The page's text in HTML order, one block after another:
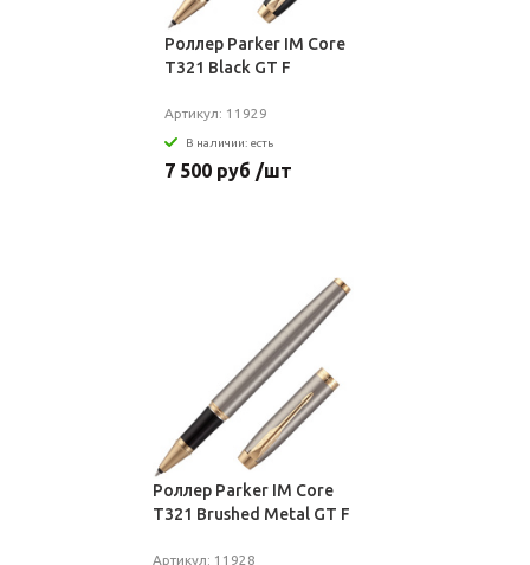
Роллер Parker IM Core
T321 Black GT F
Артикул: 11929
В наличии: есть
7 500 руб /шт
Роллер Parker IM Core
T321 Brushed Metal GT F
Артикул: 11928